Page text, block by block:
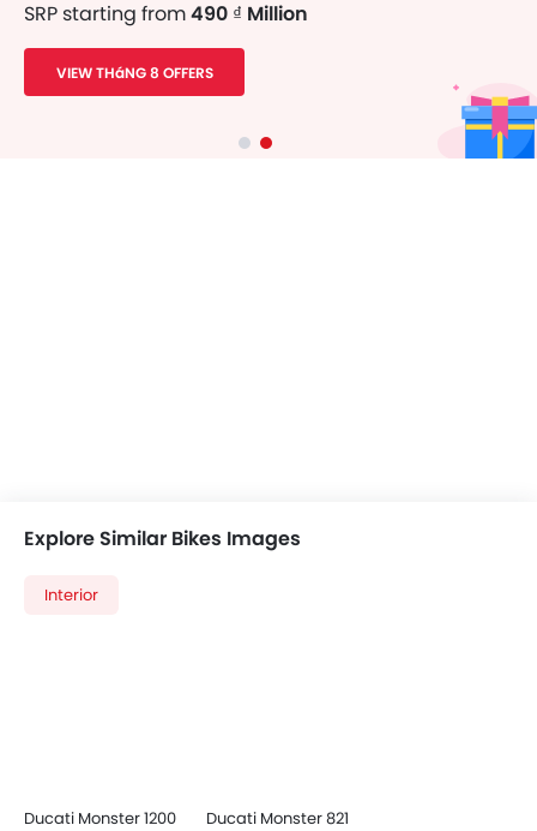
SRP starting from490 ₫ Million
VIEW THáNG 8 OFFERS
Explore Similar Bikes Images
Interior
Ducati Monster 1200 Ducati Monster 821